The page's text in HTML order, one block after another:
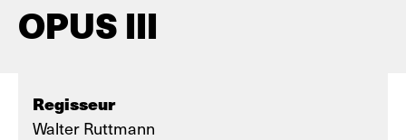
OPUS III
Regisseur
Walter Ruttmann